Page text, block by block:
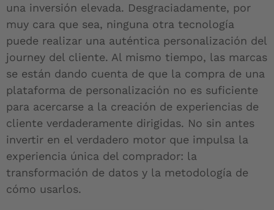
una inversión elevada. Desgraciadamente, por
muy cara que sea, ninguna otra tecnología
puede realizar una auténtica personalización del
journey del cliente. Al mismo tiempo, las marcas
se están dando cuenta de que la compra de una
plataforma de personalización no es suficiente
para acercarse a la creación de experiencias de
cliente verdaderamente dirigidas. No sin antes
invertir en el verdadero motor que impulsa la
experiencia única del comprador: la
transformación de datos y la metodología de
cómo usarlos.